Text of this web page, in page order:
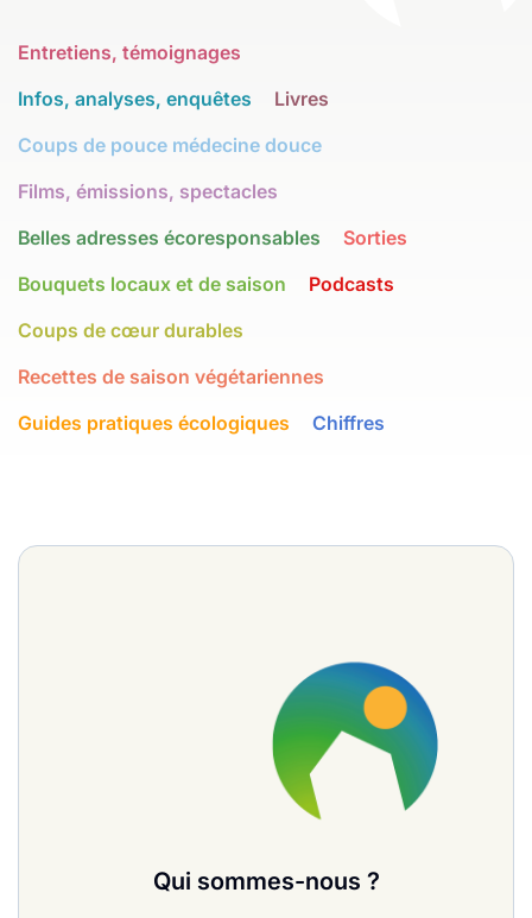
Entretiens, témoignages
Infos, analyses, enquêtes
Livres
Coups de pouce médecine douce
Films, émissions, spectacles
Belles adresses écoresponsables
Sorties
Bouquets locaux et de saison
Podcasts
Coups de cœur durables
Recettes de saison végétariennes
Guides pratiques écologiques
Chiffres
Qui sommes-nous ?